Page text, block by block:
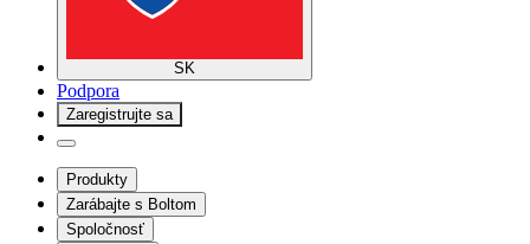
SK
Podpora
Zaregistrujte sa
Produkty
Zarábajte s Boltom
Spoločnosť